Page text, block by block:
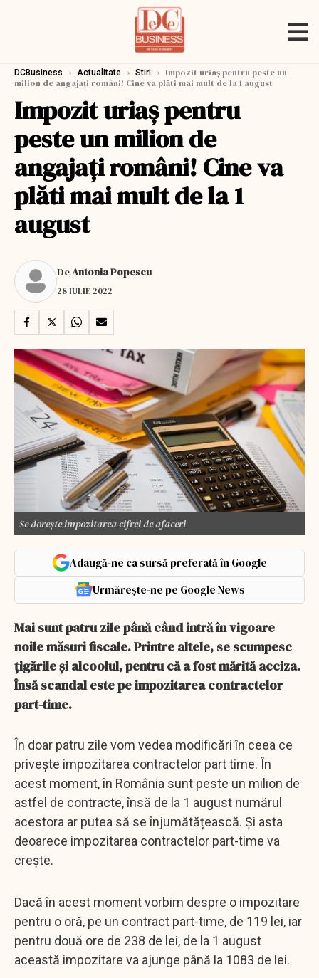
DCBusiness › Actualitate › Stiri › Impozit uriaș pentru peste un
milion de angajați români! Cine va plăti mai mult de la 1 august
Impozit uriaș pentru
peste un milion de
angajați români! Cine va
plăti mai mult de la 1
august
DeAntonia Popescu
28 IULIE 2022
Se dorește impozitarea cifrei de afaceri
Adaugă-ne ca sursă preferată în Google
Urmărește-ne pe Google News
Mai sunt patru zile până când intră în vigoare
noile măsuri fiscale. Printre altele, se scumpesc
țigările și alcoolul, pentru că a fost mărită acciza.
Însă scandal este pe impozitarea contractelor
part-time.
În doar patru zile vom vedea modificări în ceea ce
privește impozitarea contractelor part time. În
acest moment, în România sunt peste un milion de
astfel de contracte, însă de la 1 august numărul
acestora ar putea să se înjumătățească. Și asta
deoarece impozitarea contractelor part-time va
crește.
Dacă în acest moment vorbim despre o impozitare
pentru o oră, pe un contract part-time, de 119 lei, iar
pentru două ore de 238 de lei, de la 1 august
această impozitare va ajunge până la 1083 de lei.